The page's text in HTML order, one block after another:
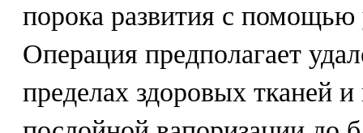
порока развития с помощью
Операция предполагает
пределах здоровых тканей